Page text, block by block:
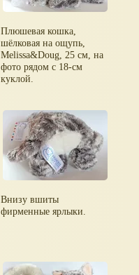
Плюшевая кошка,
шёлковая на ощупь,
Melissa&Doug, 25 см, на
фото рядом с 18-см
куклой.
Внизу вшиты
фирменные ярлыки.